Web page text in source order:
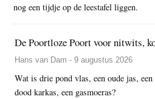
nog een tijdje op de leestafel liggen.
De Poortloze Poort voor nitwits,
Hans van Dam - 9 augustus 2026
Wat is drie pond vlas, een oude jas,
dood karkas, een gasmoeras?